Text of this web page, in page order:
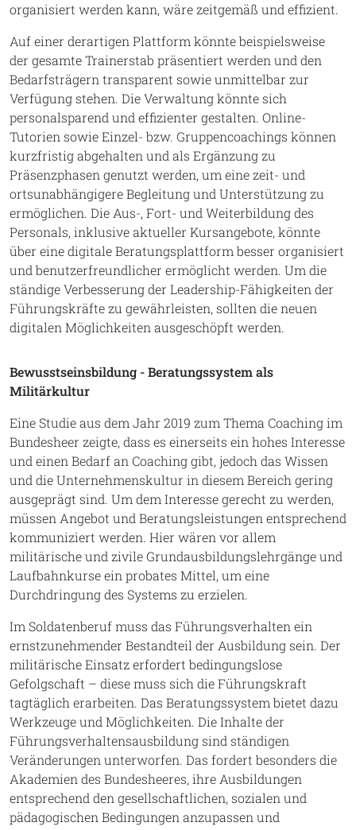
organisiert werden kann, wäre zeitgemäß und effizient.
Auf einer derartigen Plattform könnte beispielsweise
der gesamte Trainerstab präsentiert werden und den
Bedarfsträgern transparent sowie unmittelbar zur
Verfügung stehen. Die Verwaltung könnte sich
personalsparend und effizienter gestalten. Online-
Tutorien sowie Einzel- bzw. Gruppencoachings können
kurzfristig abgehalten und als Ergänzung zu
Präsenzphasen genutzt werden, um eine zeit- und
ortsunabhängigere Begleitung und Unterstützung zu
ermöglichen. Die Aus-, Fort- und Weiterbildung des
Personals, inklusive aktueller Kursangebote, könnte
über eine digitale Beratungsplattform besser organisiert
und benutzerfreundlicher ermöglicht werden. Um die
ständige Verbesserung der Leadership-Fähigkeiten der
Führungskräfte zu gewährleisten, sollten die neuen
digitalen Möglichkeiten ausgeschöpft werden.
Bewusstseinsbildung - Beratungssystem als
Militärkultur
Eine Studie aus dem Jahr 2019 zum Thema Coaching im
Bundesheer zeigte, dass es einerseits ein hohes Interesse
und einen Bedarf an Coaching gibt, jedoch das Wissen
und die Unternehmenskultur in diesem Bereich gering
ausgeprägt sind. Um dem Interesse gerecht zu werden,
müssen Angebot und Beratungsleistungen entsprechend
kommuniziert werden. Hier wären vor allem
militärische und zivile Grundausbildungslehrgänge und
Laufbahnkurse ein probates Mittel, um eine
Durchdringung des Systems zu erzielen.
Im Soldatenberuf muss das Führungsverhalten ein
ernstzunehmender Bestandteil der Ausbildung sein. Der
militärische Einsatz erfordert bedingungslose
Gefolgschaft – diese muss sich die Führungskraft
tagtäglich erarbeiten. Das Beratungssystem bietet dazu
Werkzeuge und Möglichkeiten. Die Inhalte der
Führungsverhaltensausbildung sind ständigen
Veränderungen unterworfen. Das fordert besonders die
Akademien des Bundesheeres, ihre Ausbildungen
entsprechend den gesellschaftlichen, sozialen und
pädagogischen Bedingungen anzupassen und